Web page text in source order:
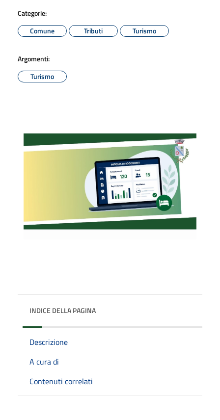
Categorie:
Comune
Tributi Turismo
Argomenti:
Turismo
INDICE DELLA PAGINA
Descrizione
A cura di
Contenuti correlati